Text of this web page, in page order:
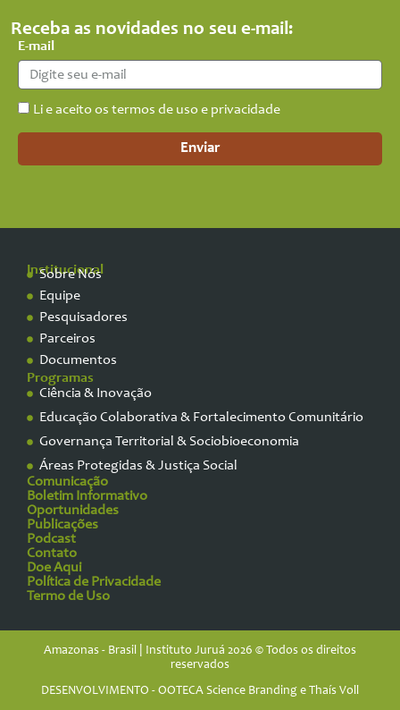
Receba as novidades no seu e-mail:
E-mail
Li e aceito os termos de uso e privacidade
Enviar
Institucional
Sobre Nós
Equipe
Pesquisadores
Parceiros
Documentos
Programas
Ciência & Inovação
Educação Colaborativa & Fortalecimento Comunitário
Governança Territorial & Sociobioeconomia
Áreas Protegidas & Justiça Social
Comunicação
Boletim Informativo
Oportunidades
Publicações
Podcast
Contato
Doe Aqui
Política de Privacidade
Termo de Uso
Amazonas - Brasil | Instituto Juruá 2026 © Todos os direitos
reservados
DESENVOLVIMENTO - OOTECA Science Branding e Thaís Voll